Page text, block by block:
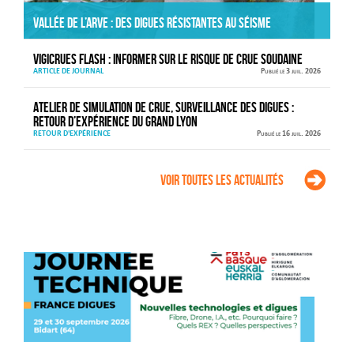
Vallée de l’Arve : des digues résistantes au séisme
VIGICRUES FLASH : informer sur le risque de crue soudaine
ARTICLE DE JOURNAL Publié le 3 juil. 2026
Atelier de simulation de crue, surveillance des digues :
retour d’expérience du Grand Lyon
RETOUR D'EXPÉRIENCE Publié le 16 juil. 2026
Voir toutes les actualités